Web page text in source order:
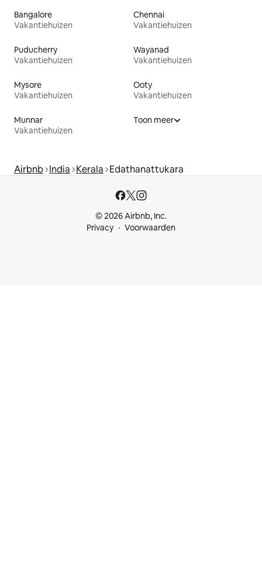
Bangalore
Vakantiehuizen
Chennai
Vakantiehuizen
Puducherry
Vakantiehuizen
Wayanad
Vakantiehuizen
Mysore
Vakantiehuizen
Ooty
Vakantiehuizen
Munnar
Vakantiehuizen
Toon meer
Airbnb India Kerala Edathanattukara
© 2026 Airbnb, Inc.
Privacy
Voorwaarden